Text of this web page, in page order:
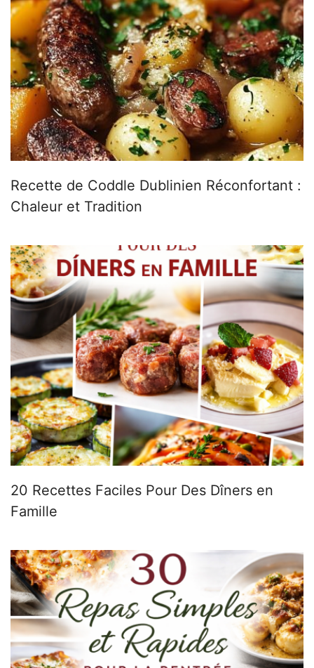
Recette de Coddle Dublinien Réconfortant :
Chaleur et Tradition
20 Recettes Faciles Pour Des Dîners en
Famille